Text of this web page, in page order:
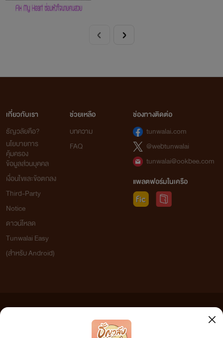
เกี่ยวกับเรา
ธัญวลัยคือ?
นโยบายการ
คุ้มครอง
ข้อมูลส่วนบุคคล
เงื่อนไขและข้อตกลง
Third-Party
Notice
ดาวน์โหลด
Tunwalai Easy
(สำหรับ Android)
ช่วยเหลือ
บทความ
FAQ
ช่องทางติดต่อ
tunwalai.com
@webtunwalai
tunwalai@ookbee.com
แพลตฟอร์มในเครือ
เว็บไซต์แห่งนี้ไม่ได้เห็นด้วยและไม่ขอรับผิดชอบต่อข้อความใดๆ ทั้งสิ้น ดังนั้นผู้อ่านทุกท่านโปรดใช้
วิจารณญาณในการกลั่นกรองด้วยตนเอง และหากท่านพบข้อความใดๆ ที่ขัดต่อกฎหมายและศีลธรรม